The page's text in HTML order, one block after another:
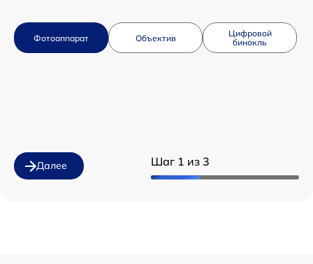
Шаг 1 из 3
Фотоаппарат Объектив
Цифровой
бинокль
Далее